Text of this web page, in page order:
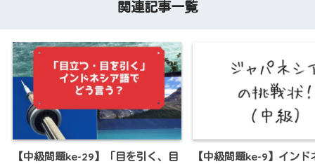
関連記事一覧
【中級問題ke-29】「目を引く、目
【中級問題ke-9】インド